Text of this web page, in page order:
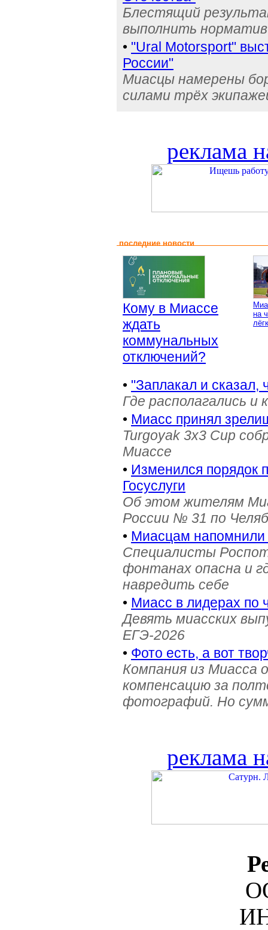
Блестящий
выполнить
• "Ural Motorsport"
России"
Миасцы намерены
силами трёх
реклама
последние новости
Кому в Миассе
ждать
коммунальных
отключений?
на
• "Заплакал и сказал,
Где располагались и
• Миасс принял
Turgoyak 3x3 Cup
Миассе
• Изменился порядок
Госуслуги
Об этом жителям
России № 31 по
• Миасцам напомнили
Специалисты
фонтанах опасна и
навредить себе
• Миасс в лидерах по
Девять миасских
ЕГЭ-2026
• Фото есть, а вот
Компания из Миасса
компенсацию за
фотографий. Но
реклама